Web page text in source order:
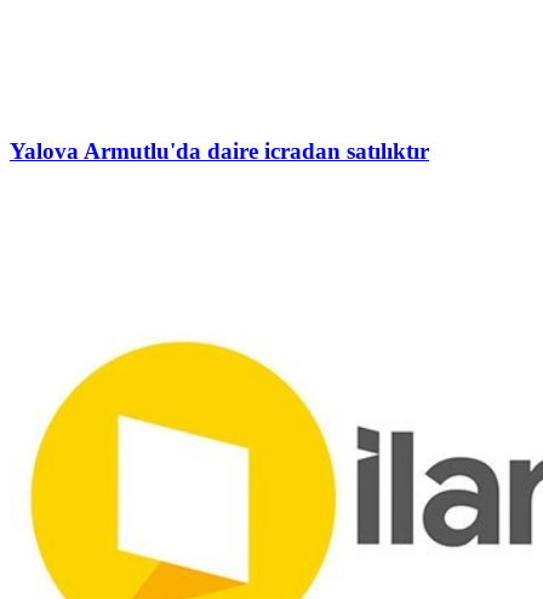
Yalova Armutlu'da daire icradan satılıktır